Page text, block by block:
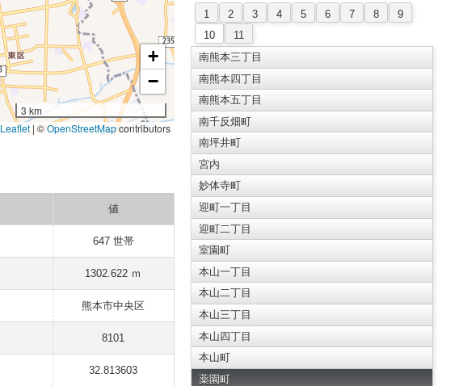
+
−
3 km
Leaflet | ©OpenStreetMapcontributors
値
647 世帯
1302.622 ｍ
熊本市中央区
8101
32.813603
1 2 3 4 5 6 7 8
9
10
11
南熊本三丁目
南熊本四丁目
南熊本五丁目
南千反畑町
南坪井町
宮内
妙体寺町
迎町一丁目
迎町二丁目
室園町
本山一丁目
本山二丁目
本山三丁目
本山四丁目
本山町
薬園町